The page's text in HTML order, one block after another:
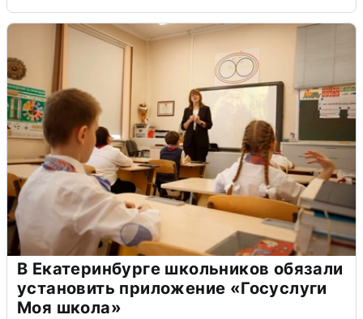
В Екатеринбурге школьников обязали
установить приложение «Госуслуги
Моя школа»